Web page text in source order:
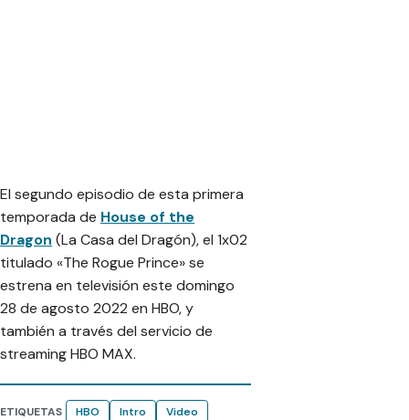
El segundo episodio de esta primera
temporada de House of the
Dragon (La Casa del Dragón), el 1x02
titulado «The Rogue Prince» se
estrena en televisión este domingo
28 de agosto 2022 en HBO, y
también a través del servicio de
streaming HBO MAX.
ETIQUETAS HBO Intro Video